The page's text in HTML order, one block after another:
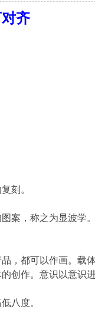
齐
刻。
案，称之为显波学
，都可以作画。载
创作。意识以意识进
八度。